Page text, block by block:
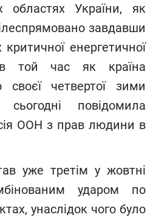
областях України, як
завдавши
критичної енергетичної
в той час як країна
своєї четвертої зими
повідомила
ООН з прав людини в
уже третім у жовтні
ударом по
унаслідок чого було